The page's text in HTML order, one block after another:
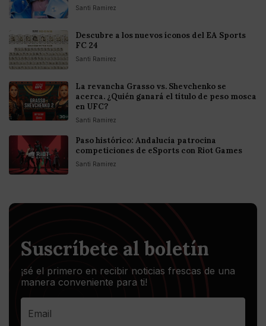
Santi Ramirez
Descubre a los nuevos íconos del EA Sports
FC 24
Santi Ramirez
La revancha Grasso vs. Shevchenko se
acerca. ¿Quién ganará el título de peso mosca
en UFC?
Santi Ramirez
Paso histórico: Andalucía patrocina
competiciones de eSports con Riot Games
Santi Ramirez
Suscríbete al boletín
¡sé el primero en recibir noticias frescas de una
manera conveniente para ti!